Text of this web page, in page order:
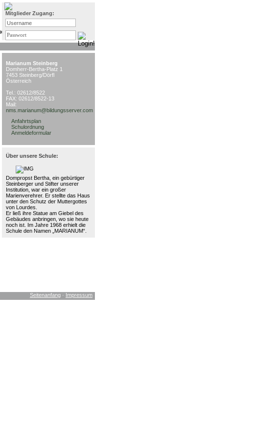
Mitglieder Zugang:
Marianum Steinberg
Domherr-Bertha-Platz 1
7453 Steinberg/Dörfl
Österreich
Tel.: 02612/8522
FAX: 02612/8522-13
Mail:
nms.marianum@bildungsserver.com
Anfahrtsplan
Schulordnung
Anmeldeformular
Über unsere Schule:
Dompropst Bertha, ein gebürtiger
Steinberger und Stifter unserer
Institution, war ein großer
Marienverehrer. Er stellte das Haus
unter den Schutz der Muttergottes
von Lourdes.
Er ließ ihre Statue am Giebel des
Gebäudes anbringen, wo sie heute
noch ist. Im Jahre 1968 erhielt die
Schule den Namen „MARIANUM“.
Seitenanfang · Impressum